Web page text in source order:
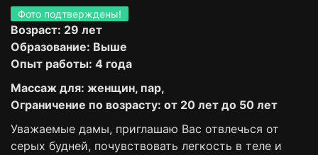
Фото подтверждены!
Возраст: 29 лет
Образование: Выше
Опыт работы: 4 года
Массаж для: женщин, пар,
Ограничение по возрасту: от 20 лет до 50 лет
Уважаемые дамы, приглашаю Вас отвлечься от
серых будней, почувствовать легкость в теле и